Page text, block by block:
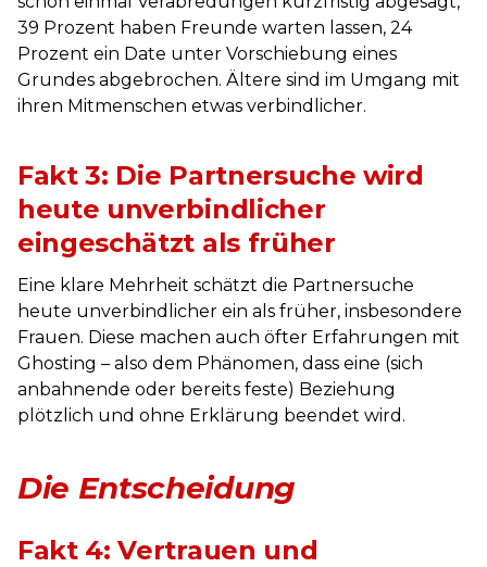
39 Prozent haben Freunde warten lassen, 24
Prozent ein Date unter Vorschiebung eines
Grundes abgebrochen. Ältere sind im Umgang mit
ihren Mitmenschen etwas verbindlicher.
Fakt 3: Die Partnersuche wird
heute unverbindlicher
eingeschätzt als früher
Eine klare Mehrheit schätzt die Partnersuche
heute unverbindlicher ein als früher, insbesondere
Frauen. Diese machen auch öfter Erfahrungen mit
Ghosting – also dem Phänomen, dass eine (sich
anbahnende oder bereits feste) Beziehung
plötzlich und ohne Erklärung beendet wird.
Die Entscheidung
Fakt 4: Vertrauen und